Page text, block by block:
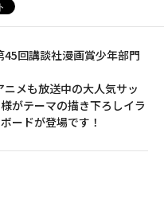
回講談社漫画賞少年部門
ニメも放送中の大人気サッ
がテーマの描き下ろしイラ
ードが登場です！